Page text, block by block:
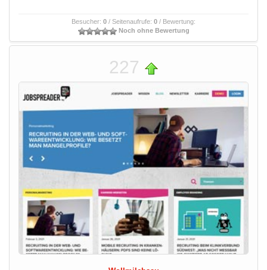
Besucher: 0 / Seitenaufrufe: 0 / Bewertung:
Noch ohne Bewertung
227